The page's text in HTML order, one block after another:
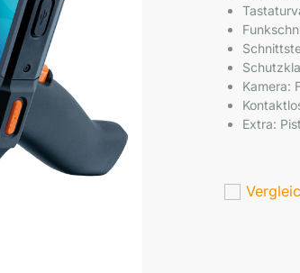
Kamera:
Extra: